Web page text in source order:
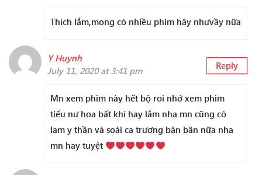
Thích lắm,mong có nhiều phim hây nhưvầy nữa
Y Huynh
July 11, 2020 at 3:41 pm
Reply
Mn xem phim này hết bộ roi nhớ xem phim
tiểu nư hoa bất khí hay lắm nha mn cũng có
lam y thần và soái ca trương bân bân nữa nha
mn hay tuyệt